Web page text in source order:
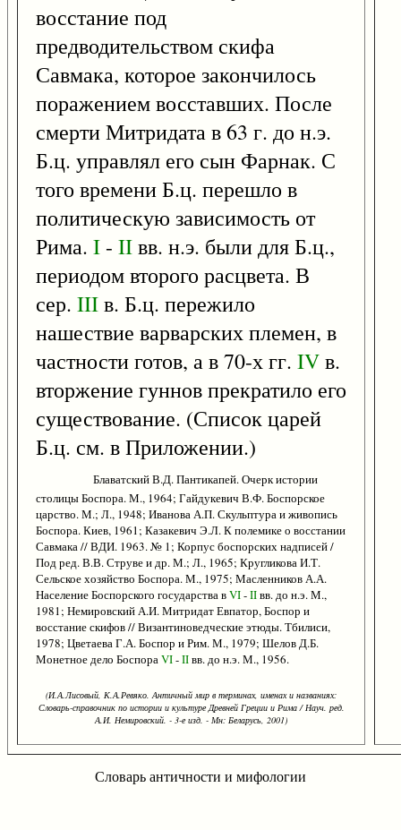
восстание под
предводительством скифа
Савмака, которое закончилось
поражением восставших. После
смерти Митридата в 63 г. до н.э.
Б.ц. управлял его сын Фарнак. С
того времени Б.ц. перешло в
политическую зависимость от
Рима. I - IIвв. н.э. были для Б.ц.,
периодом второго расцвета. В
сер. IIIв. Б.ц. пережило
нашествие варварских племен, в
частности готов, а в 70-х гг. IVв.
вторжение гуннов прекратило его
существование. (Список царей
Б.ц. см. в Приложении.)
Блаватский В.Д. Пантикапей. Очерк истории
столицы Боспора. М., 1964; Гайдукевич В.Ф. Боспорское
царство. М.; Л., 1948; Иванова А.П. Скульптура и живопись
Боспора. Киев, 1961; Казакевич Э.Л. К полемике о восстании
Савмака // ВДИ. 1963. № 1; Корпус боспорских надписей /
Под ред. В.В. Струве и др. М.; Л., 1965; Кругликова И.Т.
Сельское хозяйство Боспора. М., 1975; Масленников А.А.
Население Боспорского государства вVI-IIвв. до н.э. М.,
1981; Немировский А.И. Митридат Евпатор, Боспор и
восстание скифов // Византиноведческие этюды. Тбилиси,
1978; Цветаева Г.А. Боспор и Рим. М., 1979; Шелов Д.Б.
Монетное дело БоспораVI-IIвв. до н.э. М., 1956.
(И.А.Лисовый, К.А.Ревяко. Античный мир в терминах, именах и названиях:
Словарь-справочник по истории и культуре Древней Греции и Рима / Науч. ред.
А.И. Немировский. - 3-е изд. - Мн: Беларусь, 2001)
Словарь античности и мифологии